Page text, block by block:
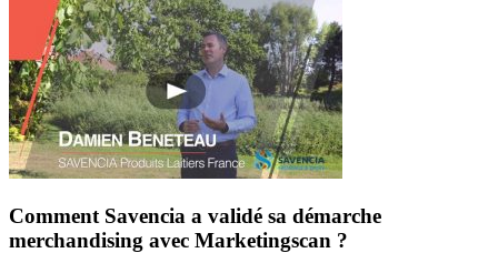
Comment Savencia a validé sa démarche
merchandising avec Marketingscan ?